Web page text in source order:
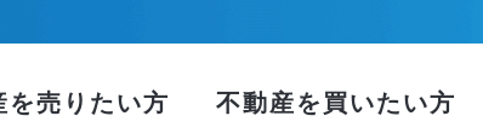
を売りたい方 不動産を買いたい方